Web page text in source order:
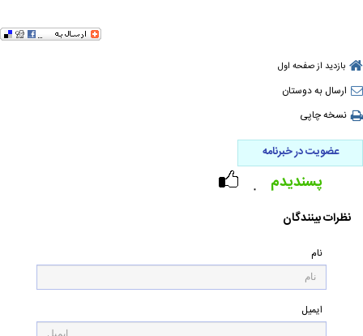
بازدید از صفحه اول
ارسال به دوستان
نسخه چاپی
عضویت در خبرنامه
۰ پسندیدم
نظرات بینندگان
نام
ایمیل